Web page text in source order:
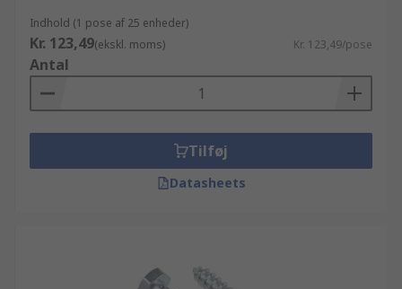
Indhold (1 pose af 25 enheder)
Kr. 123,49(ekskl. moms) Kr. 123,49/pose
Antal
Tilføj
Datasheets